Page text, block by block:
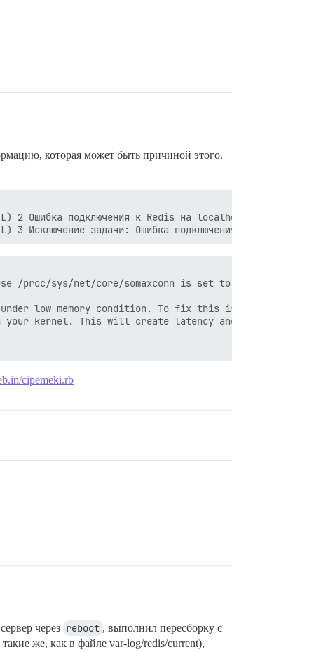
которая может быть причиной этого.
2 Ошибка подключения к Redis на
/proc/sys/net/core/somaxconn is set to the lower
under low memory condition. To fix this issue
in your kernel. This will create latency and
cipemeki.rb
через reboot , выполнил пересборку с
же, как в файле var-log/redis/current),